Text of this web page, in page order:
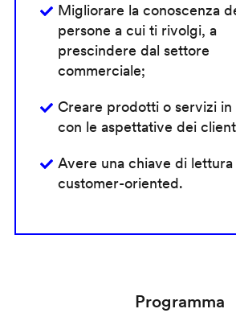
Migliorare la conoscenza
persone a cui ti rivolgi, a
prescindere dal settore
commerciale;
Creare prodotti o servizi in
con le aspettative dei
Avere una chiave di lettura
customer-oriented.
Programma